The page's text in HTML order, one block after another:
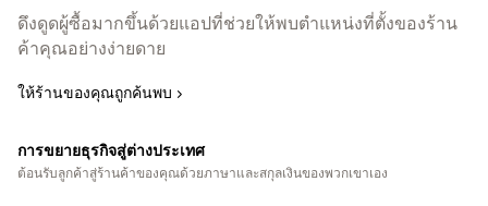
ดึงดูดผู้ซื้อมากขึ้นด้วยแอปที่ช่วยให้พบตำแหน่งที่ตั้งของร้าน
ค้าคุณอย่างง่ายดาย
ให้ร้านของคุณถูกค้นพบ
การขยายธุรกิจสู่ต่างประเทศ
ต้อนรับลูกค้าสู่ร้านค้าของคุณด้วยภาษาและสกุลเงินของพวกเขาเอง